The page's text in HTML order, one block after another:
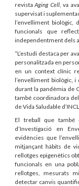
revistaAging Cell, va
supervisat i
l’envelliment
funcionals que
independentment dels
“L’estudi destaca per
personalitzada en
en un context clínic
l’envelliment biològic,
durant la pandèmia de
també coordinadora
de Vida Saludable
El treball que també
d’Investigació en
evidències que
mitjançant hàbits de
rellotges epigenètics
funcionals en una
rellotges, mesurats
detectar canvis